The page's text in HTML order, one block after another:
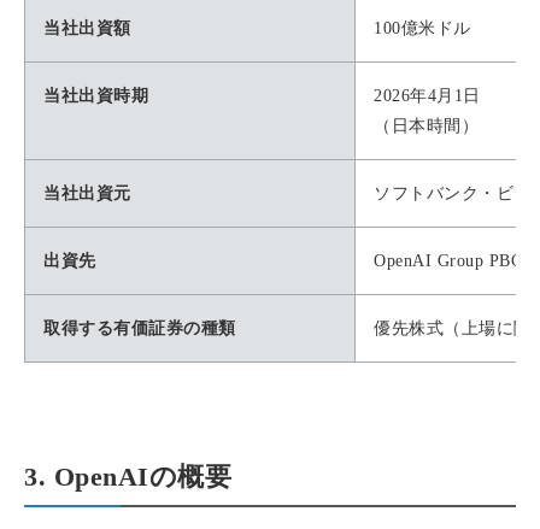
当社出資額 100億米ドル
当社出資時期
2026年4月1日
（日本時間）
当社出資元 ソフトバンク・ビジ
出資先 OpenAI Group PBC
取得する有価証券の種類 優先株式（上場に関
3. OpenAIの概要